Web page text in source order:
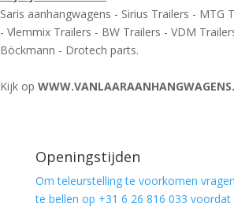
Saris aanhangwagens - Sirius Trailers - MTG
- Vlemmix Trailers - BW Trailers - VDM
Böckmann - Drotech parts.
Kijk op
Openingstijden
Om teleurstelling te voorkomen
te bellen op +31 6 26 816 033 voordat